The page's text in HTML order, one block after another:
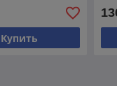
Купить